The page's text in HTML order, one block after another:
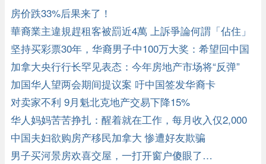
房价跌33%后果来了！
華裔業主違規趕租客被罰近4萬 上訴爭論何謂「佔住」
坚持买彩票30年，华裔男子中100万大奖：希望回中国
看望家人
加拿大央行行长罕见表态：今年房地产市场将“反弹”
加国华人望两会期间提议案 吁中国签发华裔卡
对卖家不利 9月魁北克地产交易下降15%
华人妈妈苦苦挣扎：醒着就在工作，每月收入仅2,000
元
中国夫妇欲购房产移民加拿大 惨遭好友欺骗
男子买河景房欢喜交屋，一打开窗户傻眼了…